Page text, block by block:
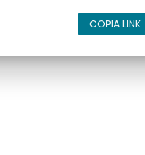
COPIA LINK